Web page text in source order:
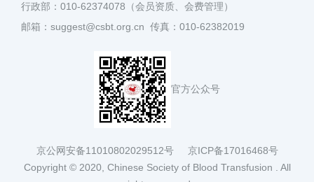
行政部：010-62374078（会员资质、会费管理）
邮箱：suggest@csbt.org.cn 传真：010-62382019
官方公众号
京公网安备11010802029512号 京ICP备17016468号
Copyright © 2020, Chinese Society of Blood Transfusion . All